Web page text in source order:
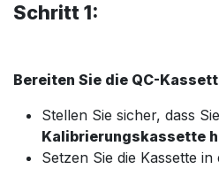
Schritt 1:
Bereiten Sie die QC-
Stellen Sie sicher, dass
Kalibrierungskassette
Setzen Sie die Kassette in